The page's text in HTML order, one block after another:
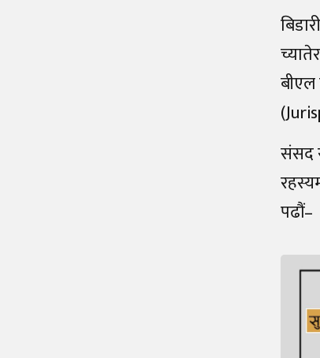
बीएल
संसद
पढौं–